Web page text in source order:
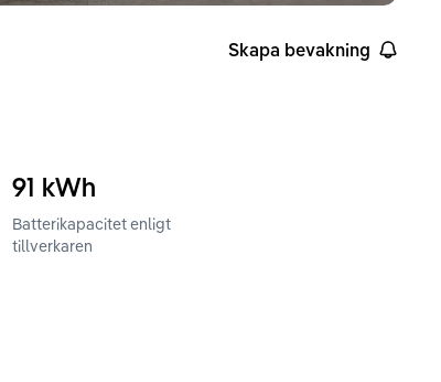
Skapa bevakning
enligt WLTP
91 kWh
Batterikapacitet enligt
tillverkaren